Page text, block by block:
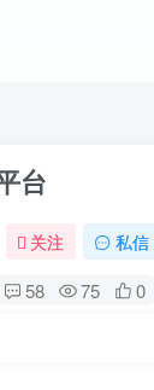
台
关注 私信
58 75 0